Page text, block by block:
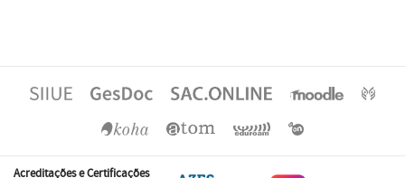
Acreditações e Certificações